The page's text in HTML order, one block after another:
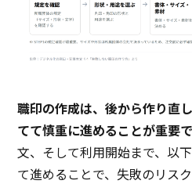
連番印
濃度変更
角度変更
セキュリティー機能
職印の作成は、後から作り直
てて慎重に進めることが重要
文、そして利用開始まで、以
て進めることで、失敗のリス